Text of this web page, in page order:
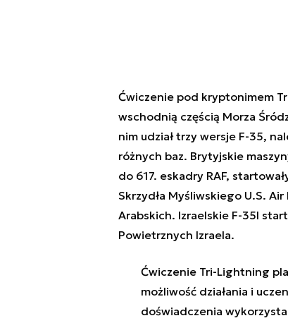
Ćwiczenie pod kryptonimem
wschodnią częścią Morza
nim udział trzy wersje F-35,
różnych baz. Brytyjskie
do 617. eskadry RAF,
Skrzydła Myśliwskiego U.S.
Arabskich. Izraelskie F-35I
Powietrznych Izraela.
Ćwiczenie Tri-Lightning
możliwość działania i
doświadczenia